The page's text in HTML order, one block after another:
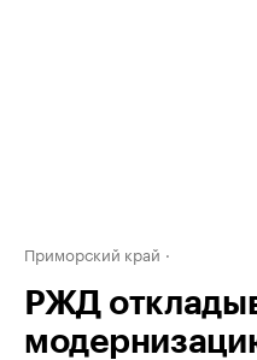
Приморский край
РЖД